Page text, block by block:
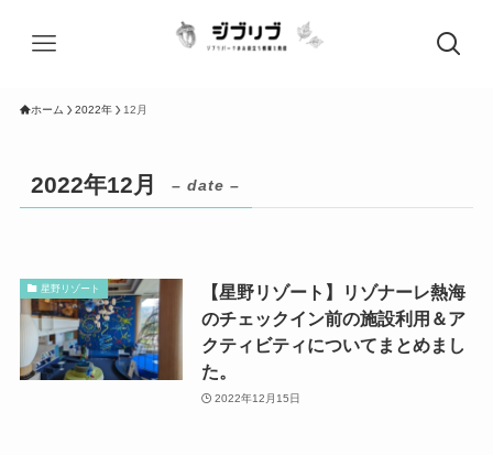
ホーム 2022年 12月
2022年12月 – date –
星野リゾート
【星野リゾート】リゾナーレ熱海
のチェックイン前の施設利用＆ア
クティビティについてまとめまし
た。
2022年12月15日